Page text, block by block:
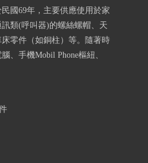
國69年，主要供應使用於家
類(呼叫器)的螺絲螺帽、天
零件（如銅柱）等。隨著時
、手機Mobil Phone樞紐、